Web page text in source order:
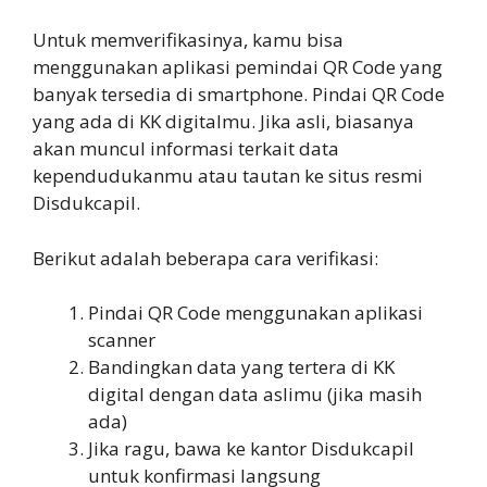
Untuk memverifikasinya, kamu bisa
menggunakan aplikasi pemindai QR Code yang
banyak tersedia di smartphone. Pindai QR Code
yang ada di KK digitalmu. Jika asli, biasanya
akan muncul informasi terkait data
kependudukanmu atau tautan ke situs resmi
Disdukcapil.
Berikut adalah beberapa cara verifikasi:
Pindai QR Code menggunakan aplikasi
scanner
Bandingkan data yang tertera di KK
digital dengan data aslimu (jika masih
ada)
Jika ragu, bawa ke kantor Disdukcapil
untuk konfirmasi langsung